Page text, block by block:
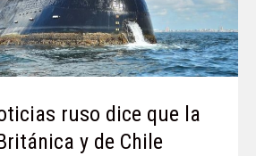
ruso dice que la
y de Chile